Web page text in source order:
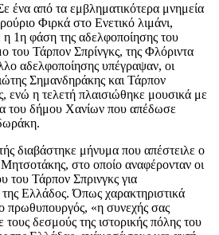
από τα εμβληματικότερα μνημεία
Φιρκά στο Ενετικό λιμάνι,
1η φάση της αδελφοποίησης του
του Τάρπον Σπρίνγκς, της Φλόριντα
αδελφοποίησης υπέγραψαν, οι
Σημανδηράκης και Τάρπον
ενώ η τελετή πλαισιώθηκε μουσικά με
του δήμου Χανίων που απέδωσε
διαβάστηκε μήνυμα που απέστειλε ο
στο οποίο αναφέρονταν οι
του Τάρπον Σπρινγκς για
Ελλάδος. Όπως χαρακτηριστικά
πρωθυπουργός, «η συνεχής σας
τους δεσμούς της ιστορικής πόλης του